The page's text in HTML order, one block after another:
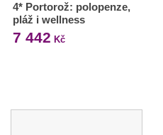
4* Portorož: polopenze,
pláž i wellness
7 442 Kč